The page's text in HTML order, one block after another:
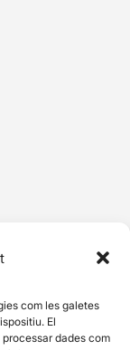
com les galetes
El
dades com